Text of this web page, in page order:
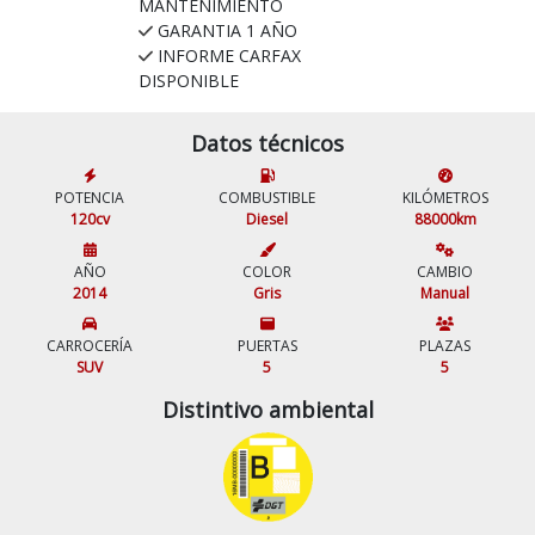
MANTENIMIENTO
GARANTIA 1 AÑO
INFORME CARFAX
DISPONIBLE
Datos técnicos
POTENCIA
120cv
COMBUSTIBLE
Diesel
KILÓMETROS
88000km
AÑO
2014
COLOR
Gris
CAMBIO
Manual
CARROCERÍA
SUV
PUERTAS
5
PLAZAS
5
Distintivo ambiental